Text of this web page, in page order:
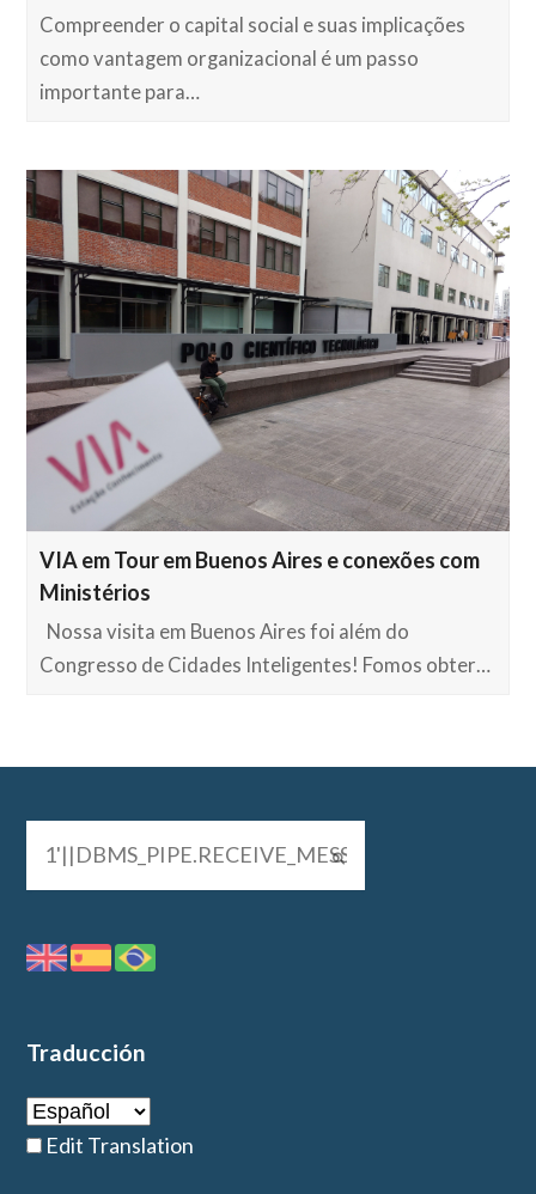
Compreender o capital social e suas implicações
como vantagem organizacional é um passo
importante para…
VIA em Tour em Buenos Aires e conexões com
Ministérios
Nossa visita em Buenos Aires foi além do
Congresso de Cidades Inteligentes! Fomos obter…
Traducción
Edit Translation